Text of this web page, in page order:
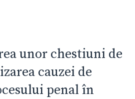
unor chestiuni de
cauzei de
penal în